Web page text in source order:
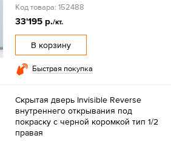
Код товара: 152488
33'195 р./кт.
В корзину
Быстрая покупка
Скрытая дверь Invisible Reverse
внутреннего открывания под
покраску с черной коромкой тип 1/2
правая